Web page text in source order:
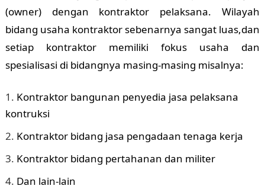
(owner) dengan kontraktor pelaksana. Wilayah
bidang usaha kontraktor sebenarnya sangat luas,dan
setiap kontraktor memiliki fokus usaha dan
spesialisasi di bidangnya masing-masing misalnya:
Kontraktor bangunan penyedia jasa pelaksana
kontruksi
Kontraktor bidang jasa pengadaan tenaga kerja
Kontraktor bidang pertahanan dan militer
Dan lain-lain